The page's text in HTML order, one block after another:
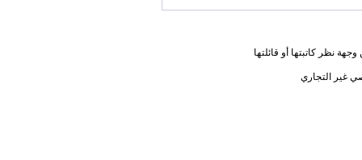
نظر كاتبتها أو قائلتها
غير التجاري